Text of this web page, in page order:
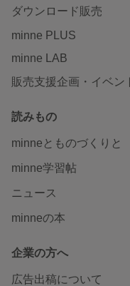
ダウンロード販売
minne PLUS
minne LAB
販売支援企画・イベン
読みもの
minneとものづくりと
minne学習帖
ニュース
minneの本
企業の方へ
広告出稿について